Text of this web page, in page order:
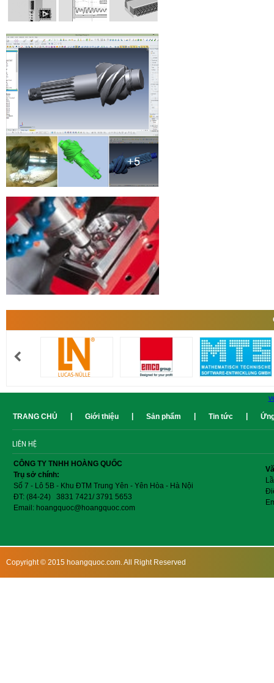
TRANG CHỦ Giới thiệu Sản phẩm Tin tức
LIÊN HỆ
CÔNG TY TNHH HOÀNG QUỐC
Trụ sở chính:
Số 7 - Lô 5B - Khu ĐTM Trung Yên - Yên Hòa - Hà Nội
ĐT: (84-24) 3831 7421/ 3791 5653
Email: hoangquoc@hoangquoc.com
Copyright © 2015 hoangquoc.com. All Right Reserved